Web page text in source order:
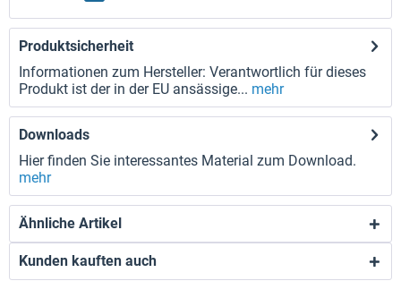
Produktsicherheit
Informationen zum Hersteller: Verantwortlich für dieses
Produkt ist der in der EU ansässige... mehr
Downloads
Hier finden Sie interessantes Material zum Download.
mehr
Ähnliche Artikel
Kunden kauften auch